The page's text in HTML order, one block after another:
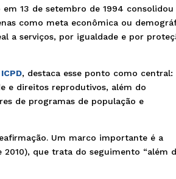
13 de setembro de 1994 consolidou
como meta econômica ou
a serviços, por igualdade e por
ICPD, destaca esse ponto como central:
e direitos reprodutivos, além do
de programas de população e
Um marco importante é a
2010), que trata do seguimento “além